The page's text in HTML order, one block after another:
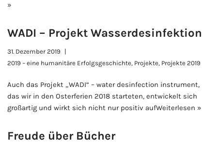
»
WADI – Projekt Wasserdesinfektion
31. Dezember 2019
2019 – eine humanitäre Erfolgsgeschichte, Projekte, Projekte 2019
Auch das Projekt „WADI“ – water desinfection instrument,
das wir in den Osterferien 2018 starteten, entwickelt sich
großartig und wirkt sich nicht nur positiv aufWeiterlesen »
Freude über Bücher